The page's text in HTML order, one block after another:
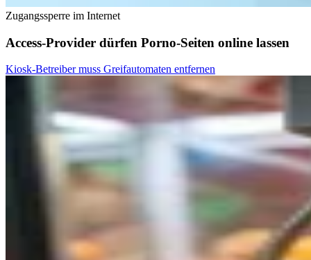
Zugangssperre im Internet
Access-Provider dürfen Porno-Seiten online lassen
Kiosk-Betreiber muss Greifautomaten entfernen